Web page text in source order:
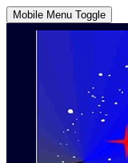
Mobile Menu Toggle